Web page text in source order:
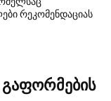
რეკომენდაციას
გაფორმების